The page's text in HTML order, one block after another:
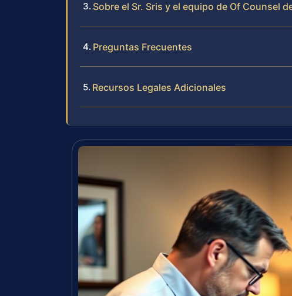
Sobre el Sr. Sris y el equipo de Of Counsel
Preguntas Frecuentes
Recursos Legales Adicionales